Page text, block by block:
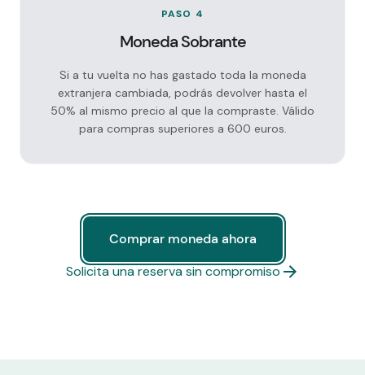
PASO 4
Moneda Sobrante
Si a tu vuelta no has gastado toda la moneda
extranjera cambiada, podrás devolver hasta el
50% al mismo precio al que la compraste. Válido
para compras superiores a 600 euros.
Comprar moneda ahora
Comprar moneda ahora
Solicita una reserva sin compromiso